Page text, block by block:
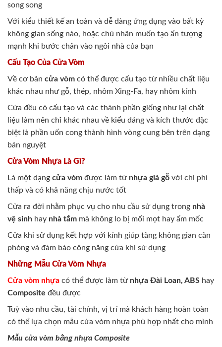
song song
Với kiểu thiết kế an toàn và dễ dàng ứng dụng vào bất kỳ
không gian sống nào, hoặc chủ nhân muốn tạo ấn tượng
mạnh khi bước chân vào ngôi nhà của bạn
Cấu Tạo Của Cửa Vòm
Về cơ bản cửa vòm có thể được cấu tạo từ nhiều chất liệu
khác nhau như gỗ, thép, nhôm Xing-Fa, hay nhôm kính
Cửa đều có cấu tạo và các thành phần giống như lại chất
liệu làm nên chỉ khác nhau về kiểu dáng và kích thước đặc
biệt là phần uốn cong thành hình vòng cung bên trên dạng
bán nguyệt
Cửa Vòm Nhựa Là Gì?
Là một dạng cửa vòm được làm từ nhựa giả gỗ với chi phí
thấp và có khả năng chịu nước tốt
Cửa ra đời nhằm phục vụ cho nhu cầu sử dụng trong nhà
vệ sinh hay nhà tắm mà không lo bị mối mọt hay ẩm mốc
Cửa khi sử dụng kết hợp với kính giúp tăng không gian căn
phòng và đảm bảo công năng cửa khi sử dụng
Những Mẫu Cửa Vòm Nhựa
Cửa vòm nhựa có thể được làm từ nhựa Đài Loan, ABS hay
Composite đều được
Tuỳ vào nhu cầu, tài chính, vị trí mà khách hàng hoàn toàn
có thể lựa chọn mẫu cửa vòm nhựa phù hợp nhất cho mình
Mẫu cửa vòm bằng nhựa Composite